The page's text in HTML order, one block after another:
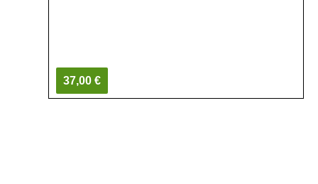
37,00 €